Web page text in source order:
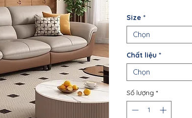
Size *
Chọn
Chất liệu *
Chọn
Số lượng *